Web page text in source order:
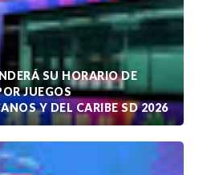
SU HORARIO DE
JUEGOS
Y DEL CARIBE SD 2026